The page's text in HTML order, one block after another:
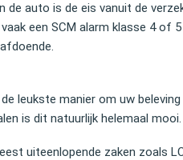
de auto is de eis vanuit de
een SCM alarm klasse 4 of
leukste manier om uw
is dit natuurlijk helemaal mooi.
uiteenlopende zaken zoals